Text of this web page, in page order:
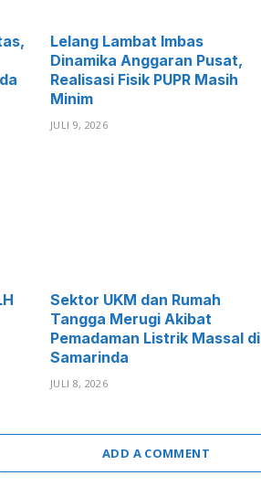
Lelang Lambat Imbas
Dinamika Anggaran Pusat,
Realisasi Fisik PUPR Masih
Minim
JULI 9, 2026
Sektor UKM dan Rumah
Tangga Merugi Akibat
Pemadaman Listrik Massal di
Samarinda
JULI 8, 2026
ADD A COMMENT